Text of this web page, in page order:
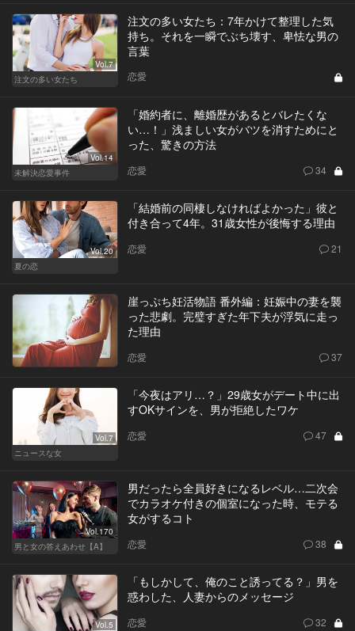
Vol.7
注文の多い女たち
注文の多い女たち：7年かけて整理した気
持ち。それを一瞬でぶち壊す、卑怯な男の
言葉
恋愛
Vol.14
未解決恋愛事件
「婚約者に、離婚歴があるとバレたくな
い…！」浅ましい女がバツを消すためにと
った、驚きの方法
恋愛 34
Vol.20
夏の恋
「結婚前の同棲しなければよかった」彼と
付き合って4年。31歳女性が後悔する理由
恋愛 21
崖っぷち妊活物語 番外編：妊娠中の妻を襲
った悲劇。完璧すぎた年下夫が浮気に走っ
た理由
恋愛 37
Vol.7
ニュースな女
「今夜はアリ…？」29歳女がデート中に出
すOKサインを、男が拒絶したワケ
恋愛 47
Vol.170
男と女の答えあわせ【A】
男だったら全員好きになるレベル…二次会
でカラオケ付きの個室になった時、モテる
女がするコト
恋愛 38
Vol.5
「もしかして、俺のこと誘ってる？」男を
惑わした、人妻からのメッセージ
恋愛 32